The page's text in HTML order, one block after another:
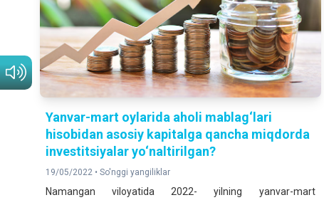
Yanvar-mart oylarida aholi mablag‘lari
hisobidan asosiy kapitalga qancha miqdorda
investitsiyalar yo‘naltirilgan?
19/05/2022 • So'nggi yangiliklar
Namangan viloyatida 2022- yilning yanvar-mart